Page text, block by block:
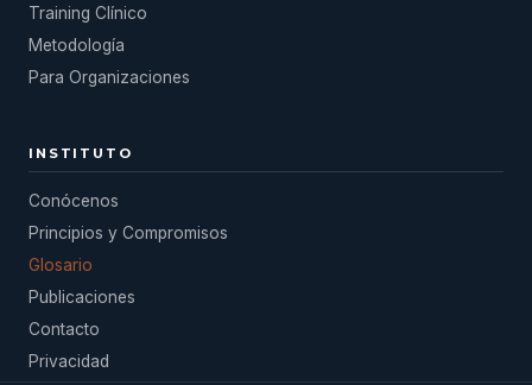
Training Clínico
Metodología
Para Organizaciones
INSTITUTO
Conócenos
Principios y Compromisos
Glosario
Publicaciones
Contacto
Privacidad